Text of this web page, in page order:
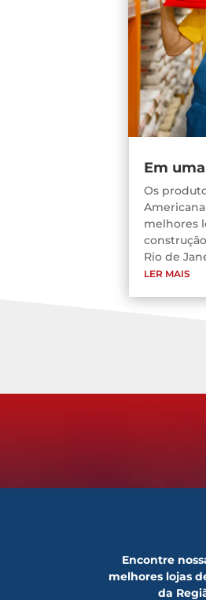
Em
Os
melhores
Rio de
LER MAIS
Encontre
melhores lojas
da